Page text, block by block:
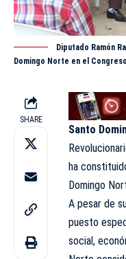
Diputado Ramón
Domingo Norte en el
SHARE
Santo
ha
Domingo
A pesar de
puesto
social,